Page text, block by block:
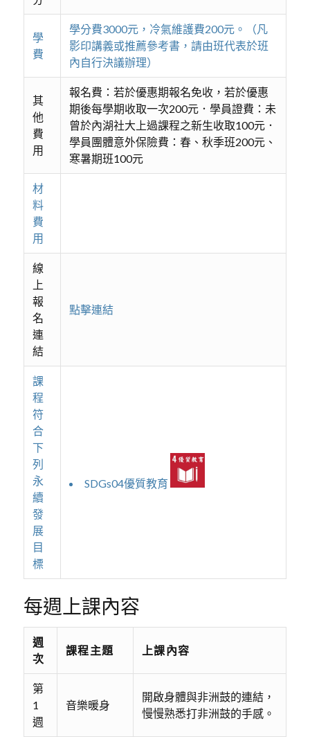
學
費
學分費3000元，冷氣維護費200元。（凡
影印講義或推薦參考書，請由班代表於班
內自行決議辦理）
其
他
費
用
報名費：若於優惠期報名免收，若於優惠
期後每學期收取一次200元．學員證費：未
曾於內湖社大上過課程之新生收取100元．
學員團體意外保險費：春、秋季班200元、
寒暑期班100元
材
料
費
用
線
上
報
名
連
結
點擊連結
課
程
符
合
下
列
永
續
發
展
目
標
SDGs04優質教育
每週上課內容
週
次
課程主題 上課內容
第
1
週
音樂暖身
開啟身體與非洲鼓的連結，
慢慢熟悉打非洲鼓的手感。